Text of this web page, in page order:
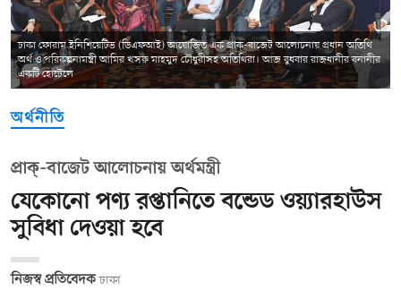
ঢাকা ফোরাম ইনিশিয়েটিভ (ডিএফআই) আয়োজিত এক প্রাক্‌-বাজেট আলোচনায় প্রধান অতিথি
অর্থ ও পরিকল্পনামন্ত্রী আমির খসরু মাহমুদ চৌধুরীসহ অতিথিরা। আজ বুধবার রাজধানীর বনানীর
একটি হোটেলে
অর্থনীতি
প্রাক্‌-বাজেট আলোচনায় অর্থমন্ত্রী
যেকোনো পণ্য রপ্তানিতে বন্ডেড ওয়্যারহাউস
সুবিধা দেওয়া হবে
নিজস্ব প্রতিবেদক ঢাকা